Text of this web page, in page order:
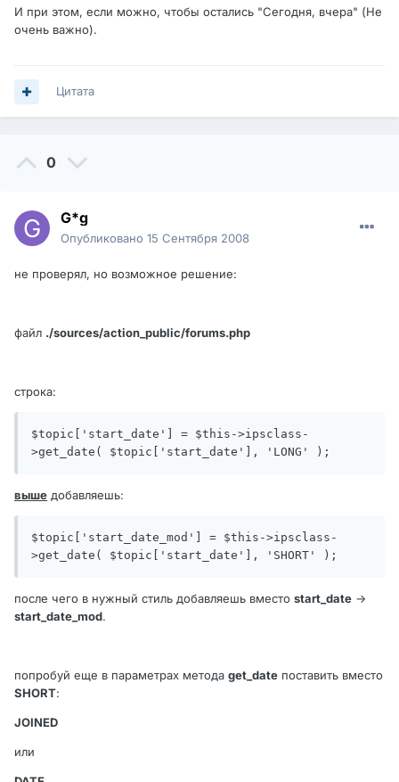
И при этом, если можно, чтобы остались "Сегодня, вчера" (Не
очень важно).
Цитата
0
G*g
Опубликовано 15 Сентября 2008
не проверял, но возможное решение:
файл ./sources/action_public/forums.php
строка:
$topic['start_date'] = $this->ipsclass-
>get_date( $topic['start_date'], 'LONG' );
выше добавляешь:
$topic['start_date_mod'] = $this->ipsclass-
>get_date( $topic['start_date'], 'SHORT' );
после чего в нужный стиль добавляешь вместо start_date ->
start_date_mod.
попробуй еще в параметрах метода get_date поставить вместо
SHORT:
JOINED
или